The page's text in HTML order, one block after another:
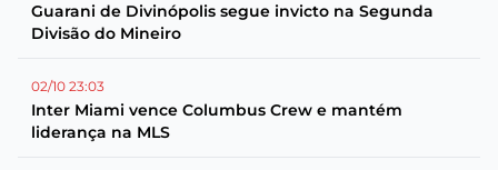
Guarani de Divinópolis segue invicto na Segunda
Divisão do Mineiro
02/10 23:03
Inter Miami vence Columbus Crew e mantém
liderança na MLS